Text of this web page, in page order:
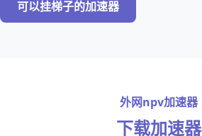
可以挂梯子的加速器
外网npv加速器
下载加速器